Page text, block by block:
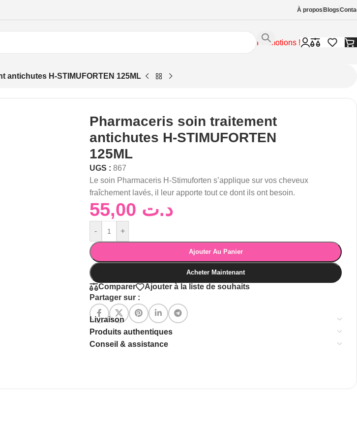
À propos Blogs
Promotions !
antichutes H-STIMUFORTEN 125ML
Pharmaceris soin traitement
antichutes H-STIMUFORTEN
125ML
UGS :867
Le soin Pharmaceris H-Stimuforten s’applique sur vos cheveux
fraîchement lavés, il leur apporte tout ce dont ils ont besoin.
د.ت
- +
Ajouter Au Panier
Acheter Maintenant
Comparer
Ajouter à la liste de souhaits
Partager sur :
Livraison
Produits authentiques
Conseil & assistance